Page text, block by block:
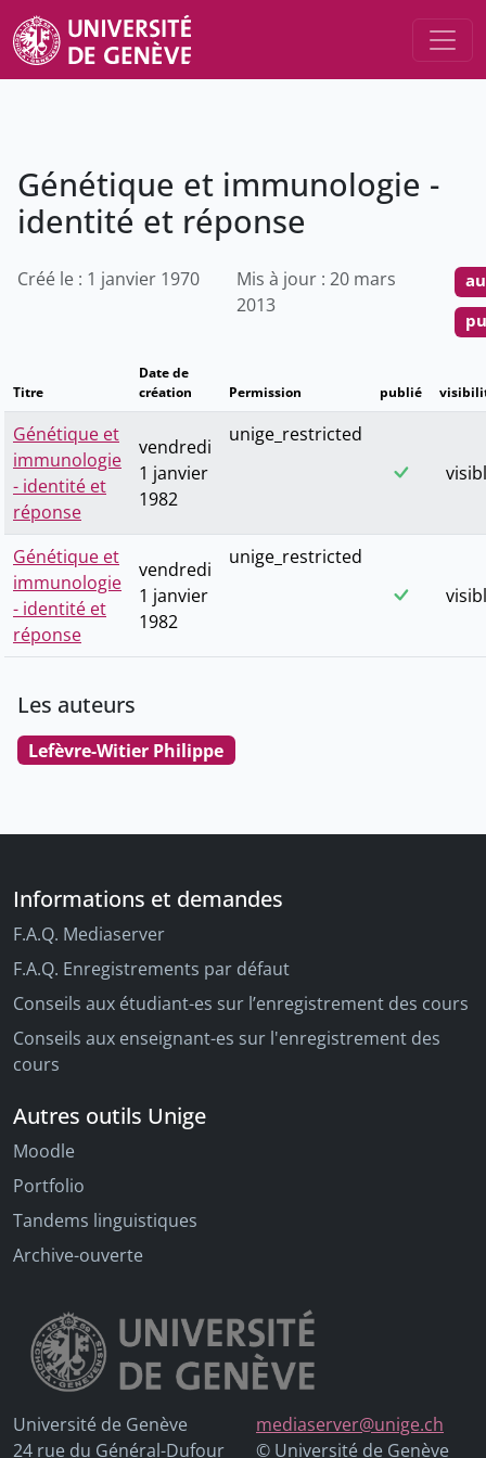
Génétique et immunologie -
identité et réponse
Créé le : 1 janvier 1970
Mis à jour : 20 mars
2013
Titre
Date de
création
Permission publié
Génétique et
immunologie
- identité et
réponse
vendredi
1 janvier
1982
unige_restricted
Génétique et
immunologie
- identité et
réponse
vendredi
1 janvier
1982
unige_restricted
Les auteurs
Lefèvre-Witier Philippe
Informations et demandes
F.A.Q. Mediaserver
F.A.Q. Enregistrements par défaut
Conseils aux étudiant-es sur l’enregistrement des cours
Conseils aux enseignant-es sur l'enregistrement des
cours
Autres outils Unige
Moodle
Portfolio
Tandems linguistiques
Archive-ouverte
Université de Genève
24 rue du Général-Dufour
mediaserver@unige.ch
© Université de Genève